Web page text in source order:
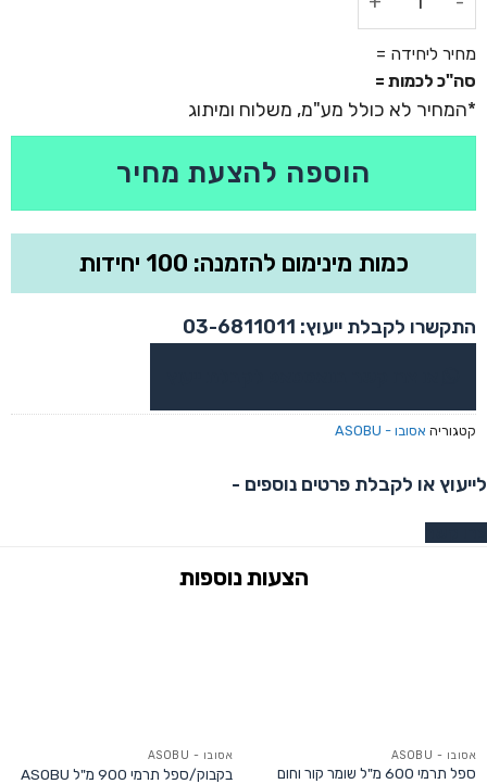
סה"כ לכמות =
מחיר ליחידה =
הוספה להצעת מחיר
כמות מינימום להזמנה: 100 יחידות
התקשרו לקבלת ייעוץ: 03-6811011
קטגוריה אסובו - ASOBU
לייעוץ או לקבלת פרטים נוספים -
אסובו - ASOBU
ספל תרמי 600 מ"ל שומר קור וחום
אסובו - ASOBU
בקבוק/ספל תרמי 900 מ"ל ASOBU